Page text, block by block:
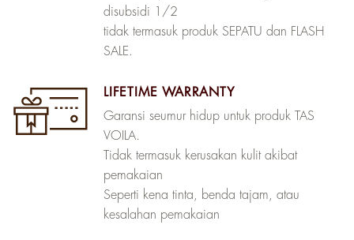
disubsidi 1/2
tidak termasuk produk SEPATU dan FLASH
SALE.
LIFETIME WARRANTY
Garansi seumur hidup untuk produk TAS
VOILA.
Tidak termasuk kerusakan kulit akibat
pemakaian
Seperti kena tinta, benda tajam, atau
kesalahan pemakaian